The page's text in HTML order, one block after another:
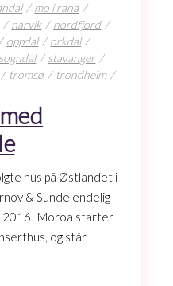
mo i rana
narvik
nordfjord
oppdal
orkdal
sogndal
stavanger
tromsø
trondheim
hus på Østlandet i
& Sunde endelig
2016! Moroa starter
og står